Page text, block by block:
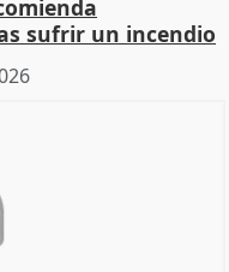
sufrir un incendio